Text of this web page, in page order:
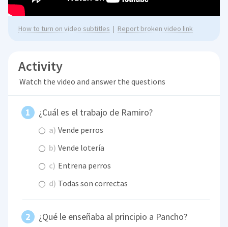
How to turn on video subtitles | Report broken video link
Activity
Watch the video and answer the questions
¿Cuál es el trabajo de Ramiro?
a) Vende perros
b) Vende lotería
c) Entrena perros
d) Todas son correctas
¿Qué le enseñaba al principio a Pancho?